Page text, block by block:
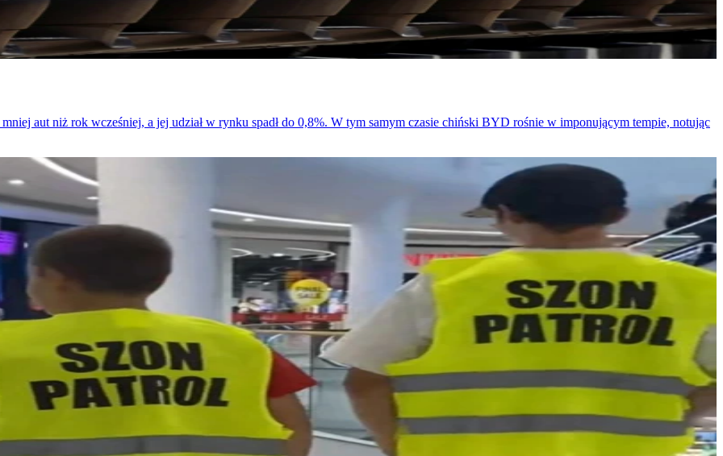
aut niż rok wcześniej, a jej udział w rynku spadł do 0,8%. W tym samym czasie chiński BYD rośnie w imponującym tempie, notując